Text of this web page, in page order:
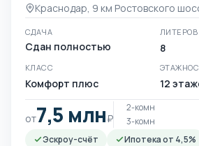
Краснодар, 9 км Ростовского
СДАЧА
Сдан полностью
ЛИТЕРОВ
8
КЛАСС
Комфорт плюс 12
от7,5 млн₽
2-комн
3-комн
Эскроу-счёт
Ипотека от 4,5%